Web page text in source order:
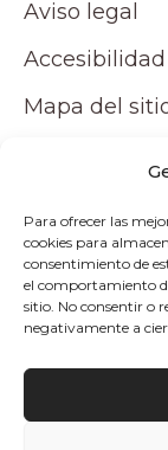
Para ofrecer las
cookies para
consentimiento de
el comportamiento
sitio. No consentir o
negativamente a
Aviso legal
Accesibilidad
Mapa del
Tu
Mi cuenta
Carrito
Politica de